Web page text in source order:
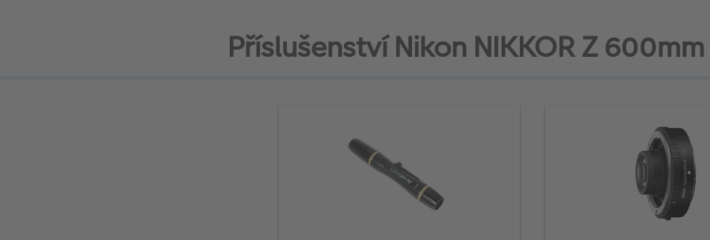
Příslušenství Nikon NIKKOR Z